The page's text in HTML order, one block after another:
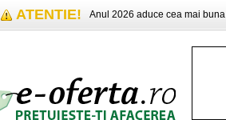
ATENTIE! Anul 2026 aduce cea mai buna